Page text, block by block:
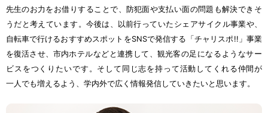
先生のお力 をお借 りすることで、 防犯面や支払い面の問題 も解決できそ
うだと 考えています。 今後は、 以前行 っていたシェアサイクル事業や、
自転車で行けるおすすめスポットをSNSで発信する「チャリスポ!!」 事業
を復活させ、 市内ホテルなどと 連携 して、 観光客の足 になるようなサー
ビスをつくりたいです。そして 同 じ志を持 って活動 してくれる仲間 が
一人でも増えるよう、 学内外で広 く情報発信していきたいと 思います。